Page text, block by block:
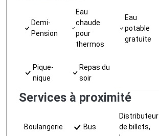
Demi-
Pension
Eau
chaude
pour
thermos
Eau
potable
gratuite
Pique-
nique
Repas du
soir
Services à proximité
Boulangerie Bus
Distributeur
de billets,